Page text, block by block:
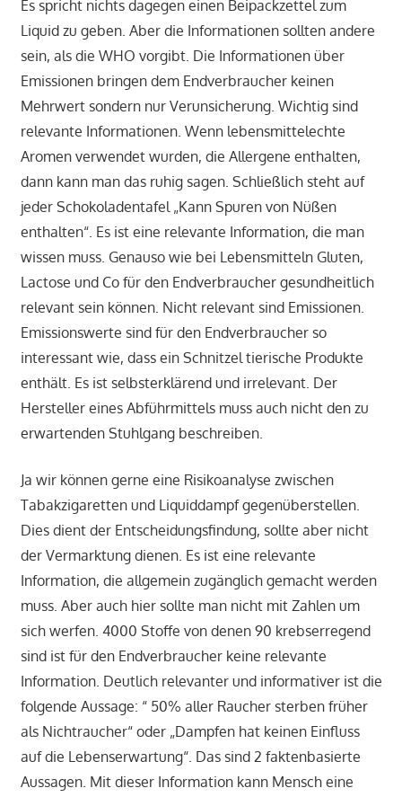
Es spricht nichts dagegen einen Beipackzettel zum
Liquid zu geben. Aber die Informationen sollten andere
sein, als die WHO vorgibt. Die Informationen über
Emissionen bringen dem Endverbraucher keinen
Mehrwert sondern nur Verunsicherung. Wichtig sind
relevante Informationen. Wenn lebensmittelechte
Aromen verwendet wurden, die Allergene enthalten,
dann kann man das ruhig sagen. Schließlich steht auf
jeder Schokoladentafel „Kann Spuren von Nüßen
enthalten“. Es ist eine relevante Information, die man
wissen muss. Genauso wie bei Lebensmitteln Gluten,
Lactose und Co für den Endverbraucher gesundheitlich
relevant sein können. Nicht relevant sind Emissionen.
Emissionswerte sind für den Endverbraucher so
interessant wie, dass ein Schnitzel tierische Produkte
enthält. Es ist selbsterklärend und irrelevant. Der
Hersteller eines Abführmittels muss auch nicht den zu
erwartenden Stuhlgang beschreiben.
Ja wir können gerne eine Risikoanalyse zwischen
Tabakzigaretten und Liquiddampf gegenüberstellen.
Dies dient der Entscheidungsfindung, sollte aber nicht
der Vermarktung dienen. Es ist eine relevante
Information, die allgemein zugänglich gemacht werden
muss. Aber auch hier sollte man nicht mit Zahlen um
sich werfen. 4000 Stoffe von denen 90 krebserregend
sind ist für den Endverbraucher keine relevante
Information. Deutlich relevanter und informativer ist die
folgende Aussage: “ 50% aller Raucher sterben früher
als Nichtraucher“ oder „Dampfen hat keinen Einfluss
auf die Lebenserwartung“. Das sind 2 faktenbasierte
Aussagen. Mit dieser Information kann Mensch eine